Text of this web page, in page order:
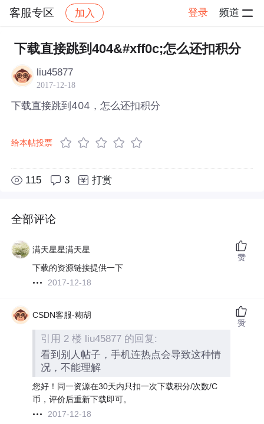
客服专区 加入 登录 频道
社区 客服专区 帖子详情
下载直接跳到404&#xff0c;怎么还扣积分
liu45877
2017-12-18
下载直接跳到404，怎么还扣积分
给本帖投票
115 3 打赏
全部评论
满天星星满天星
下载的资源链接提供一下
2017-12-18
赞
CSDN客服-糊胡
引用 2 楼 liu45877 的回复:
看到别人帖子，手机连热点会导致这种情
况，不能理解
您好！同一资源在30天内只扣一次下载积分/次数/C
币，评价后重新下载即可。
2017-12-18
赞